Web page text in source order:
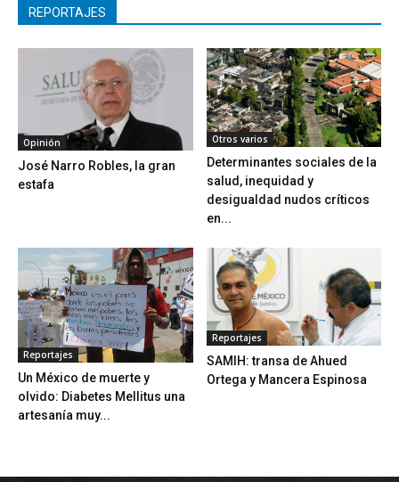
REPORTAJES
Opinión
José Narro Robles, la gran
estafa
Otros varios
Determinantes sociales de la
salud, inequidad y
desigualdad nudos críticos
en...
Reportajes
Un México de muerte y
olvido: Diabetes Mellitus una
artesanía muy...
Reportajes
SAMIH: transa de Ahued
Ortega y Mancera Espinosa